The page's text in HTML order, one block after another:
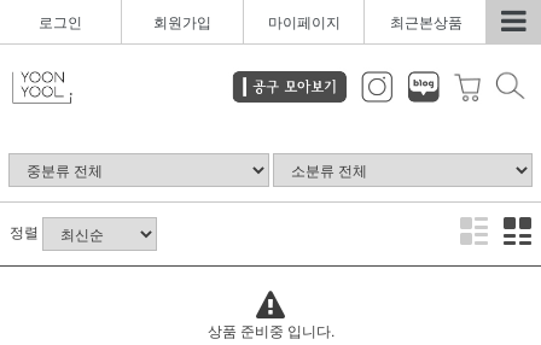
로그인 회원가입 마이페이지 최근본상품
정렬
상품 준비중 입니다.